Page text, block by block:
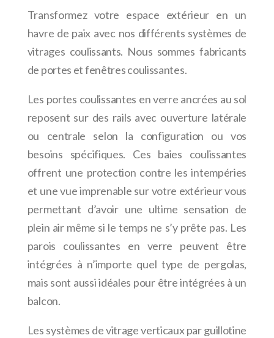
Transformez votre espace extérieur en un
havre de paix avec nos différents systèmes de
vitrages coulissants. Nous sommes fabricants
de portes et fenêtres coulissantes.
Les portes coulissantes en verre ancrées au sol
reposent sur des rails avec ouverture latérale
ou centrale selon la configuration ou vos
besoins spécifiques. Ces baies coulissantes
offrent une protection contre les intempéries
et une vue imprenable sur votre extérieur vous
permettant d’avoir une ultime sensation de
plein air même si le temps ne s’y prête pas. Les
parois coulissantes en verre peuvent être
intégrées à n’importe quel type de pergolas,
mais sont aussi idéales pour être intégrées à un
balcon.
Les systèmes de vitrage verticaux par guillotine